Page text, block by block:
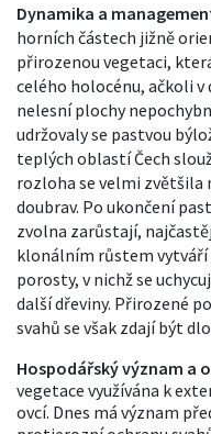
Dynamika a
horních částech jižně
přirozenou vegetaci,
celého holocénu, ačkoli
nelesní plochy
udržovaly se pastvou
teplých oblastí Čech
rozloha se velmi
doubrav. Po ukončení
zvolna zarůstají,
klonálním růstem
porosty, v nichž se
další dřeviny. Přirozené
svahů se však zdají být
Hospodářský význam a
vegetace využívána k
ovcí. Dnes má význam